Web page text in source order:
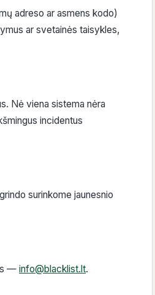
adreso ar asmens kodo)
ar svetainės taisykles,
Nė viena sistema nėra
incidentus
surinkome jaunesnio
— info@blacklist.lt.